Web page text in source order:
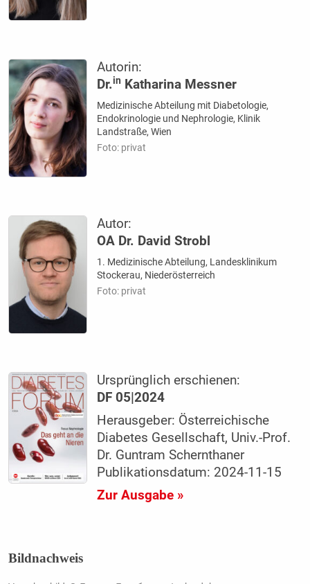
Autorin:
Dr.in Katharina Messner
Medizinische Abteilung mit Diabetologie,
Endokrinologie und Nephrologie, Klinik
Landstraße, Wien
Foto: privat
Autor:
OA Dr. David Strobl
1. Medizinische Abteilung, Landesklinikum
Stockerau, Niederösterreich
Foto: privat
Ursprünglich erschienen:
DF 05|2024
Herausgeber: Österreichische
Diabetes Gesellschaft, Univ.-Prof.
Dr. Guntram Schernthaner
Publikationsdatum: 2024-11-15
Zur Ausgabe »
Bildnachweis